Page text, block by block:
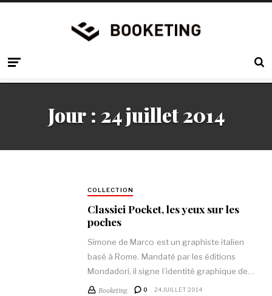
Jour : 24 juillet 2014
COLLECTION
Classici Pocket, les yeux sur les
poches
Simone de Marco est un graphiste italien
basé à Rome. Mandaté par les éditions
Mondadori, il signe l’identité graphique de…
Booketing 0 24 JUILLET 2014